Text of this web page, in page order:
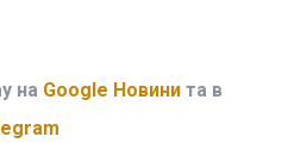
на Google Новини та в